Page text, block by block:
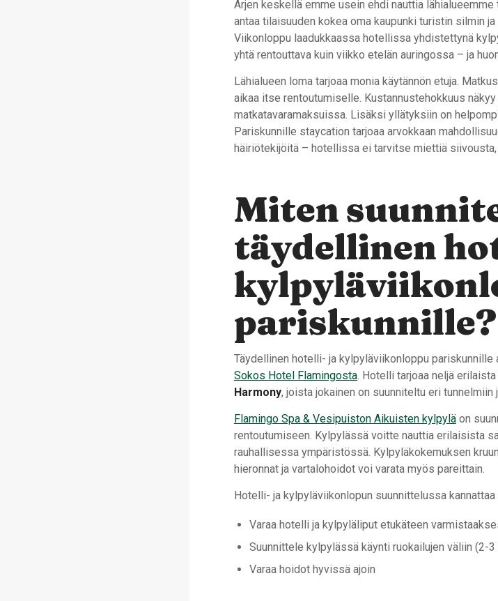
Arjen keskellä emme usein ehdi nauttia
antaa tilaisuuden kokea oma kaupunki turistin silmin
Viikonloppu laadukkaassa hotellissa yhdistettynä
yhtä rentouttava kuin viikko etelän auringossa – ja
Lähialueen loma tarjoaa monia käytännön etuja.
aikaa itse rentoutumiselle. Kustannustehokkuus
matkatavaramaksuissa. Lisäksi yllätyksiin on
Pariskunnille staycation tarjoaa arvokkaan
häiriötekijöitä – hotellissa ei tarvitse miettiä
Miten
täydellinen
pariskunnille?
Täydellinen hotelli- ja kylpyläviikonloppu pariskunnille
Sokos Hotel Flamingosta. Hotelli tarjoaa neljä
Harmony, joista jokainen on suunniteltu eri tunnelmiin
Flamingo Spa & Vesipuiston Aikuisten kylpyläon
rentoutumiseen. Kylpylässä voitte nauttia erilaisista
rauhallisessa ympäristössä. Kylpyläkokemuksen
hieronnat ja vartalohoidot voi varata myös pareittain.
Hotelli- ja kylpyläviikonlopun suunnittelussa
Varaa hotelli ja kylpyläliput etukäteen
Suunnittele kylpylässä käynti ruokailujen väliin (2-
Varaa hoidot hyvissä ajoin